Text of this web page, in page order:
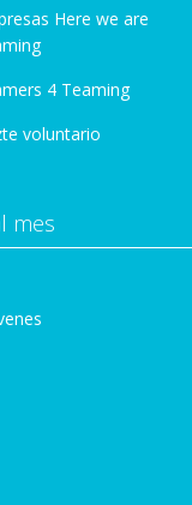
Here we are
4 Teaming
voluntario
mes